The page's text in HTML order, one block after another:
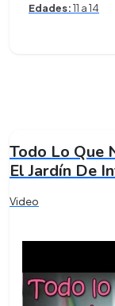
Edades:11 a 14
Todo Lo Que
El Jardín De
Video